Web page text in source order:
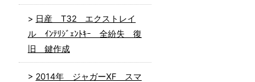
日産 T32 エクストレイ
ル ｲﾝﾃﾘｼﾞｪﾝﾄｷｰ 全紛失 復
旧 鍵作成
2014年 ジャガーXF スマ